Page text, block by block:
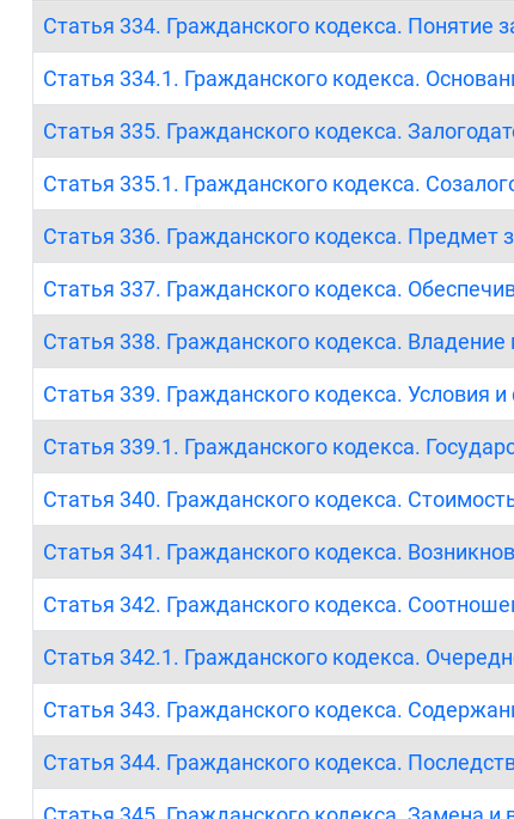
Статья 334. Гражданского кодекса. Понятие
Статья 334.1. Гражданского кодекса.
Статья 335. Гражданского кодекса.
Статья 335.1. Гражданского кодекса.
Статья 336. Гражданского кодекса. Предмет
Статья 337. Гражданского кодекса.
Статья 338. Гражданского кодекса.
Статья 339. Гражданского кодекса. Условия
Статья 339.1. Гражданского кодекса.
Статья 340. Гражданского кодекса.
Статья 341. Гражданского кодекса.
Статья 342. Гражданского кодекса.
Статья 342.1. Гражданского кодекса.
Статья 343. Гражданского кодекса.
Статья 344. Гражданского кодекса.